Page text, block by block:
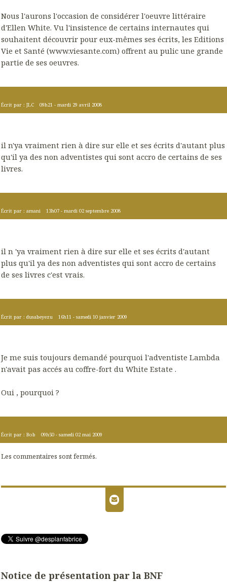
Notice de présentation par la BNF
Nous l'aurons l'occasion de considérer l'oeuvre littéraire
d'Ellen White. Vu l'insistence de certains internautes qui
souhaitent découvrir pour eux-mêmes ses écrits, les Editions
Vie et Santé (www.viesante.com) offrent au pulic une grande
partie de ses oeuvres.
Écrit par : JLC 09h21 -mardi 29 avril 2008
il n'ya vraiment rien à dire sur elle et ses écrits d'autant plus
qu'il ya des non adventistes qui sont accro de certains de ses
livres.
Écrit par : amani 13h07 -mardi 02 septembre 2008
il n 'ya vraiment rien à dire sur elle et ses écrits d'autant
plus qu'il ya des non adventistes qui sont accro de certains
de ses livres c'est vrais.
Écrit par : dusabeyezu 16h11 -samedi 10 janvier 2009
Je me suis toujours demandé pourquoi l'adventiste Lambda
n'avait pas accés au coffre-fort du White Estate .
Oui , pourquoi ?
Écrit par : Bob 09h50 -samedi 02 mai 2009
Les commentaires sont fermés.